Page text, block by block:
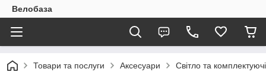
Велобаза
Товари та послуги Аксесуари Світло та комплектуючі